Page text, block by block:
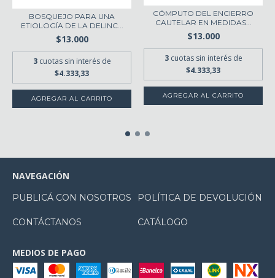
BOSQUEJO PARA UNA
ETIOLOGÍA DE LA DELINC...
$13.000
3 cuotas sin interés de
$4.333,33
CÓMPUTO DEL ENCIERRO
CAUTELAR EN MEDIDAS...
$13.000
3 cuotas sin interés de
$4.333,33
NAVEGACIÓN
PUBLICÁ CON NOSOTROS POLÍTICA DE DEVOLUCIÓN
CONTÁCTANOS CATÁLOGO
MEDIOS DE PAGO